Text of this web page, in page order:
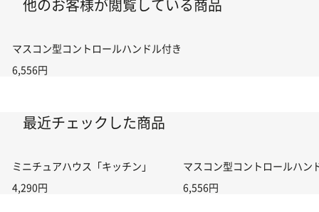
他のお客様が閲覧している商品
マスコン型コントロールハンドル付き コントローラー＆ポイント切
6,556円
最近チェックした商品
ミニチュアハウス「キッチン」
4,290円
マスコン型コントロールハン
6,556円